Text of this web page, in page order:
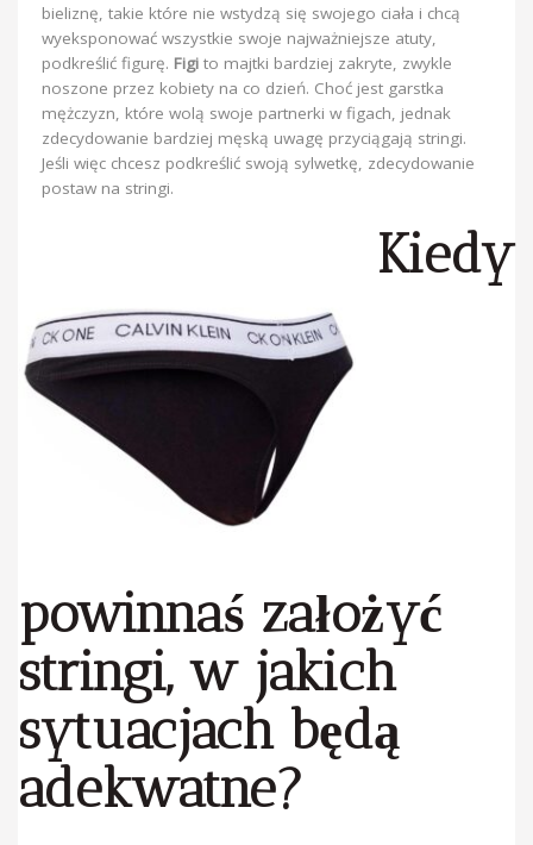
bieliznę, takie które nie wstydzą się swojego ciała i chcą
wyeksponować wszystkie swoje najważniejsze atuty,
podkreślić figurę. Figi to majtki bardziej zakryte, zwykle
noszone przez kobiety na co dzień. Choć jest garstka
mężczyzn, które wolą swoje partnerki w figach, jednak
zdecydowanie bardziej męską uwagę przyciągają stringi.
Jeśli więc chcesz podkreślić swoją sylwetkę, zdecydowanie
postaw na stringi.
Kiedy
powinnaś założyć
stringi, w jakich
sytuacjach będą
adekwatne?